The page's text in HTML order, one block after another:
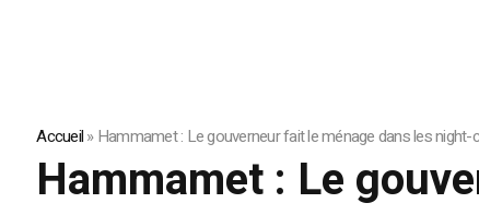
Accueil»Hammamet : Le gouverneur fait le ménage dans les night-
Hammamet : Le